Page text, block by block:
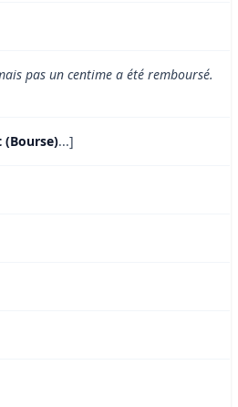
pas un centime a été remboursé.
(Bourse)...]